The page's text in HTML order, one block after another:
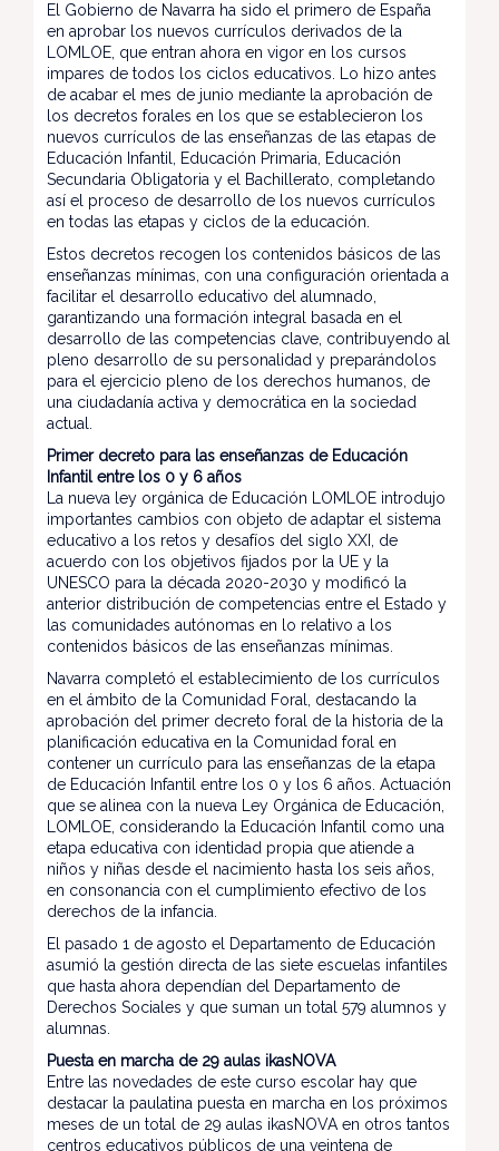
El Gobierno de Navarra ha sido el primero de España
en aprobar los nuevos currículos derivados de la
LOMLOE, que entran ahora en vigor en los cursos
impares de todos los ciclos educativos. Lo hizo antes
de acabar el mes de junio mediante la aprobación de
los decretos forales en los que se establecieron los
nuevos currículos de las enseñanzas de las etapas de
Educación Infantil, Educación Primaria, Educación
Secundaria Obligatoria y el Bachillerato, completando
así el proceso de desarrollo de los nuevos currículos
en todas las etapas y ciclos de la educación.
Estos decretos recogen los contenidos básicos de las
enseñanzas mínimas, con una configuración orientada a
facilitar el desarrollo educativo del alumnado,
garantizando una formación integral basada en el
desarrollo de las competencias clave, contribuyendo al
pleno desarrollo de su personalidad y preparándolos
para el ejercicio pleno de los derechos humanos, de
una ciudadanía activa y democrática en la sociedad
actual.
Primer decreto para las enseñanzas de Educación
Infantil entre los 0 y 6 años
La nueva ley orgánica de Educación LOMLOE introdujo
importantes cambios con objeto de adaptar el sistema
educativo a los retos y desafíos del siglo XXI, de
acuerdo con los objetivos fijados por la UE y la
UNESCO para la década 2020-2030 y modificó la
anterior distribución de competencias entre el Estado y
las comunidades autónomas en lo relativo a los
contenidos básicos de las enseñanzas mínimas.
Navarra completó el establecimiento de los currículos
en el ámbito de la Comunidad Foral, destacando la
aprobación del primer decreto foral de la historia de la
planificación educativa en la Comunidad foral en
contener un currículo para las enseñanzas de la etapa
de Educación Infantil entre los 0 y los 6 años. Actuación
que se alinea con la nueva Ley Orgánica de Educación,
LOMLOE, considerando la Educación Infantil como una
etapa educativa con identidad propia que atiende a
niños y niñas desde el nacimiento hasta los seis años,
en consonancia con el cumplimiento efectivo de los
derechos de la infancia.
El pasado 1 de agosto el Departamento de Educación
asumió la gestión directa de las siete escuelas infantiles
que hasta ahora dependían del Departamento de
Derechos Sociales y que suman un total 579 alumnos y
alumnas.
Puesta en marcha de 29 aulas ikasNOVA
Entre las novedades de este curso escolar hay que
destacar la paulatina puesta en marcha en los próximos
meses de un total de 29 aulas ikasNOVA en otros tantos
centros educativos públicos de una veintena de